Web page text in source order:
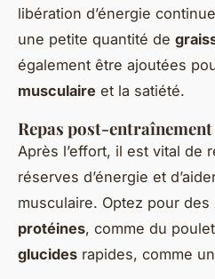
libération d’énergie
une petite quantité de
également être ajoutées
musculaire et la satiété.
Repas post-entraînement
Après l’effort, il est vital de
réserves d’énergie et
musculaire. Optez pour des
protéines, comme du
glucides rapides, comme